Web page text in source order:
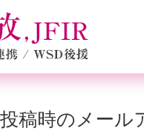
稿時のメール